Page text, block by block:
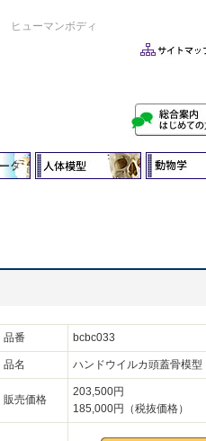
ヒューマンボディ
品番 bcbc033
品名 ハンドウイルカ頭蓋骨模型
販売価格
203,500円
185,000円（税抜価格）